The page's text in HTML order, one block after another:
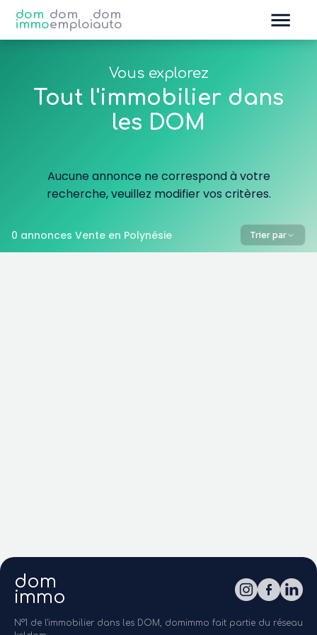
dom
immo
dom
emploi
dom
auto
Vous explorez
Tout l'immobilier dans
les DOM
Aucune annonce ne correspond à votre
recherche, veuillez modifier vos critères.
0 annonces Vente en Polynésie Trier par
dom
immo
N°1 de l'immobilier dans les DOM, domimmo fait partie du réseau